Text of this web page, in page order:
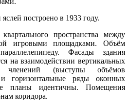
яслей построено в 1933 году.
пространства между
игровыми площадками. Объём
Фасады здания
на взаимодействии вертикальных
членений (выступы объёмов
горизонтальные ряды оконных
планы идентичны. Помещения
коридора.